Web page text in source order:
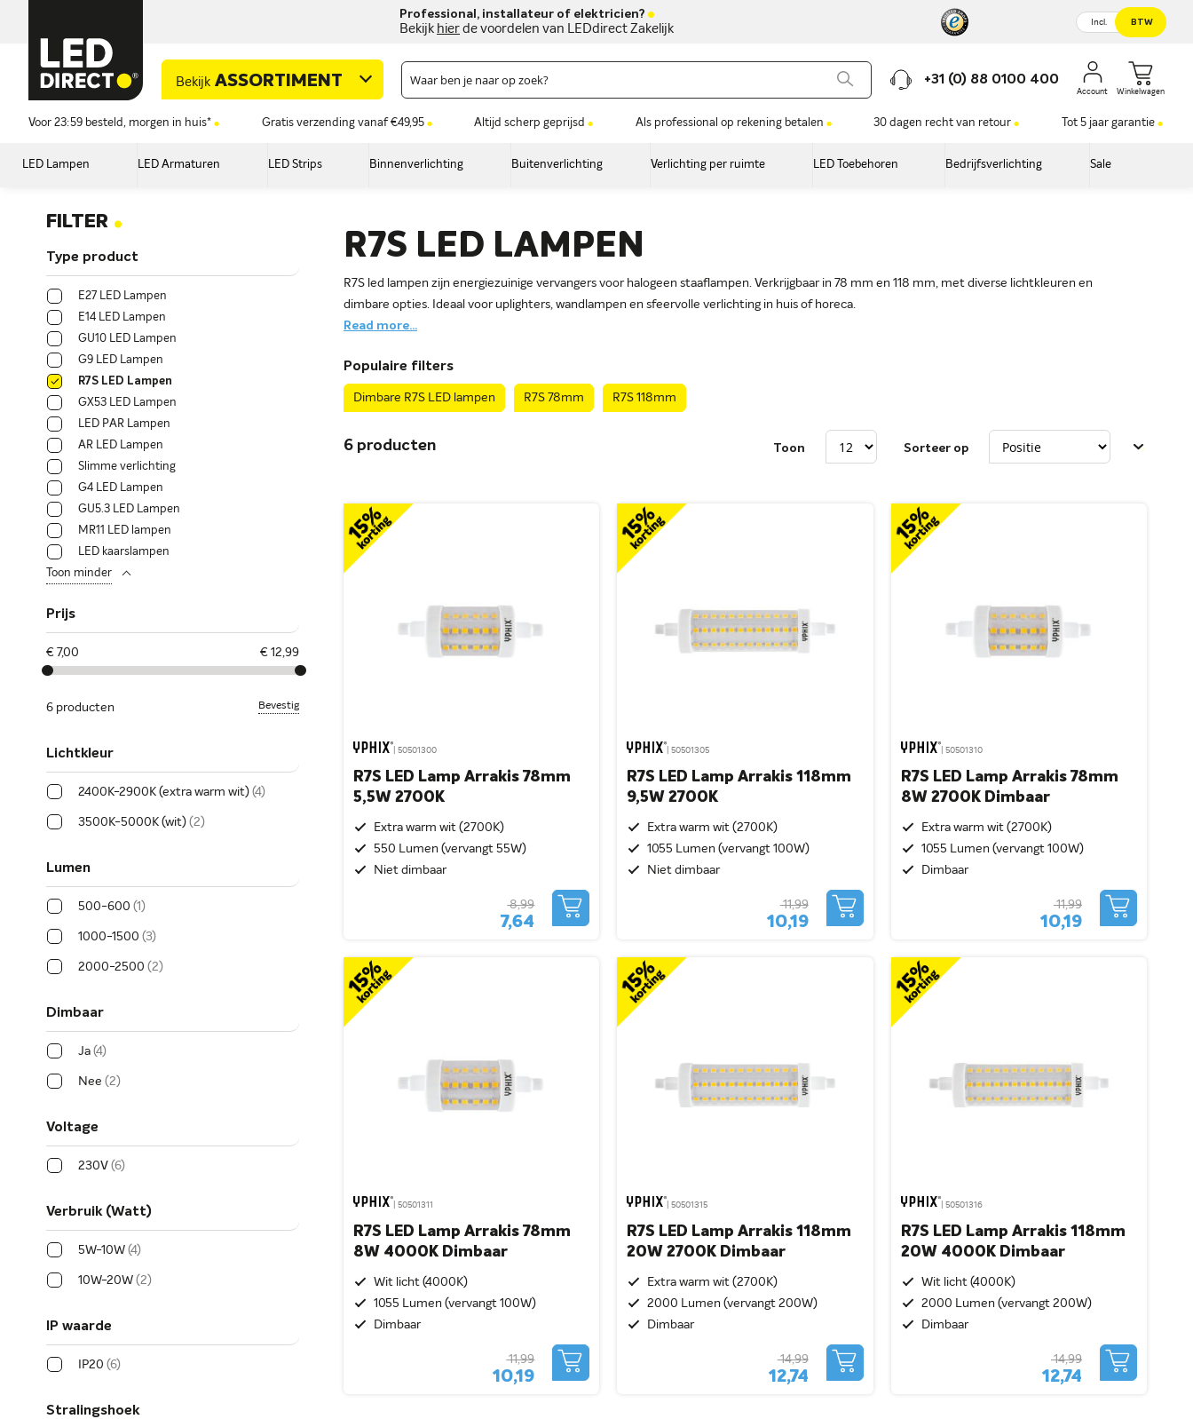
Professional, installateur of elektricien?
Bekijk hier de voordelen van LEDdirect Zakelijk Incl. BTW
Bekijk ASSORTIMENT +31 (0) 88 0100 400
Winkelwagen
Voor 23:59 besteld, morgen in huis* Gratis verzending vanaf €49,95 Altijd scherp geprijsd Als professional op rekening betalen 30 dagen recht van retour Tot 5 jaar garantie
LED Lampen LED Armaturen LED Strips Binnenverlichting Buitenverlichting Verlichting per ruimte LED Toebehoren Bedrijfsverlichting Sale
R7S LED LAMPEN
R7S led lampen zijn energiezuinige vervangers voor halogeen staaflampen. Verkrijgbaar in 78 mm en 118 mm, met diverse lichtkleuren en
dimbare opties. Ideaal voor uplighters, wandlampen en sfeervolle verlichting in huis of horeca.
Read more...
Populaire filters
Dimbare R7S LED lampen R7S 78mm R7S 118mm
6 producten Toon Sorteer op
| 50501300
R7S LED Lamp Arrakis 78mm
5,5W 2700K
Extra warm wit (2700K)
550 Lumen (vervangt 55W)
Niet dimbaar
7,64
8,99
| 50501305
R7S LED Lamp Arrakis 118mm
9,5W 2700K
Extra warm wit (2700K)
1055 Lumen (vervangt 100W)
Niet dimbaar
10,19
11,99
| 50501310
R7S LED Lamp Arrakis 78mm
8W 2700K Dimbaar
Extra warm wit (2700K)
1055 Lumen (vervangt 100W)
Dimbaar
10,19
11,99
| 50501311
R7S LED Lamp Arrakis 78mm
8W 4000K Dimbaar
Wit licht (4000K)
1055 Lumen (vervangt 100W)
Dimbaar
10,19
11,99
| 50501315
R7S LED Lamp Arrakis 118mm
20W 2700K Dimbaar
Extra warm wit (2700K)
2000 Lumen (vervangt 200W)
Dimbaar
12,74
14,99
| 50501316
R7S LED Lamp Arrakis 118mm
20W 4000K Dimbaar
Wit licht (4000K)
2000 Lumen (vervangt 200W)
Dimbaar
12,74
14,99
FILTER .
Type product
E27 LED Lampen
E14 LED Lampen
GU10 LED Lampen
G9 LED Lampen
R7S LED Lampen
GX53 LED Lampen
LED PAR Lampen
AR LED Lampen
Slimme verlichting
G4 LED Lampen
GU5.3 LED Lampen
MR11 LED lampen
LED kaarslampen
Toon minder
Prijs
€ 7,00 € 12,99
6 producten Bevestig
Lichtkleur
2400K-2900K (extra warm wit) 4
3500K-5000K (wit) 2
Lumen
500-600 1
1000-1500 3
2000-2500 2
Dimbaar
Ja 4
Nee 2
Voltage
230V 6
Verbruik (Watt)
5W-10W 4
10W-20W 2
IP waarde
IP20 6
Stralingshoek